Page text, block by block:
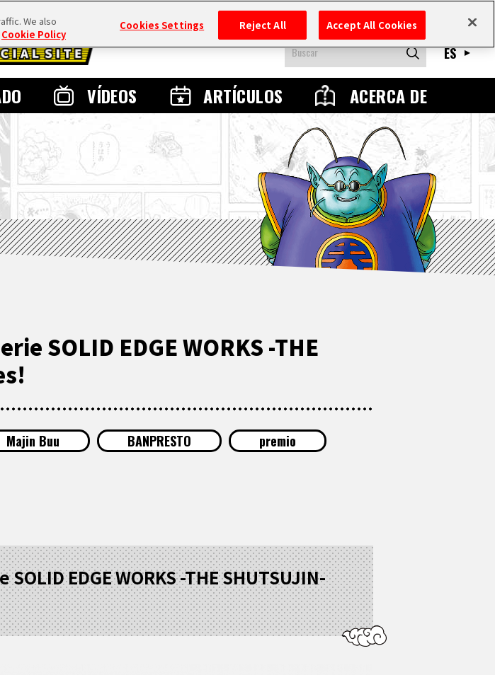
VÍDEOS ARTÍCULOS ACERCA DE
ES
SOLID EDGE WORKS -THE
Majin Buu BANPRESTO
premio
EDGE WORKS -THE SHUTSUJIN-
We also
Cookie Policy
Cookies Settings Reject All Accept All Cookies